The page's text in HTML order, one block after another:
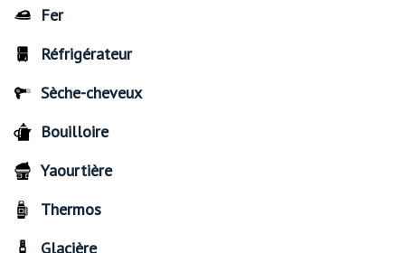
Fer
Réfrigérateur
Sèche-cheveux
Bouilloire
Yaourtière
Thermos
Glacière